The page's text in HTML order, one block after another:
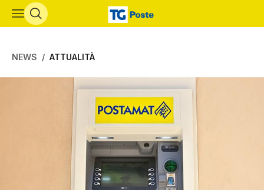
Vai al contenuto principale
NEWS ATTUALITÀ